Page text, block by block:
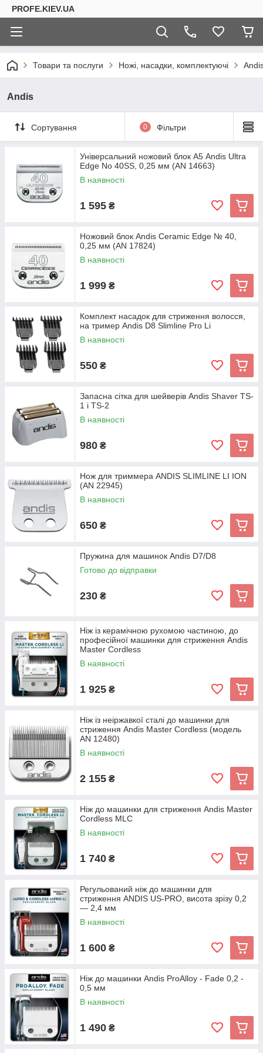
PROFE.KIEV.UA
Товари та послуги Ножі, насадки, комплектуючі
Andis
Сортування 0 Фільтри
Універсальний ножовий блок А5 Andis Ultra
Edge No 40SS, 0,25 мм (AN 14663)
В наявності
1 595 ₴
Ножовий блок Andis Ceramic Edge № 40,
0,25 мм (AN 17824)
В наявності
1 999 ₴
Комплект насадок для стриження волосся,
на тример Andis D8 Slimline Pro Li
В наявності
550 ₴
Запасна сітка для шейверів Andis Shaver TS-
1 і TS-2
В наявності
980 ₴
Нож для триммера ANDIS SLIMLINE LI ION
(AN 22945)
В наявності
650 ₴
Пружина для машинок Andis D7/D8
Готово до відправки
230 ₴
Ніж із керамічною рухомою частиною, до
професійної машинки для стриження Andis
Master Cordless
В наявності
1 925 ₴
Ніж із неіржавкої сталі до машинки для
стриження Andis Master Cordless (модель
AN 12480)
В наявності
2 155 ₴
Ніж до машинки для стриження Andis Master
Cordless MLC
В наявності
1 740 ₴
Регульований ніж до машинки для
стриження ANDIS US-PRO, висота зрізу 0,2
— 2,4 мм
В наявності
1 600 ₴
Ніж до машинки Andis ProAlloy - Fade 0,2 -
0,5 мм
В наявності
1 490 ₴